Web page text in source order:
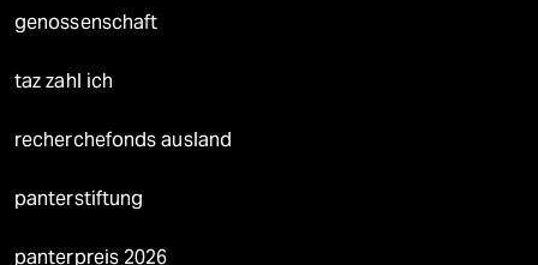
genossenschaft
taz zahl ich
recherchefonds ausland
panterstiftung
panterpreis 2026